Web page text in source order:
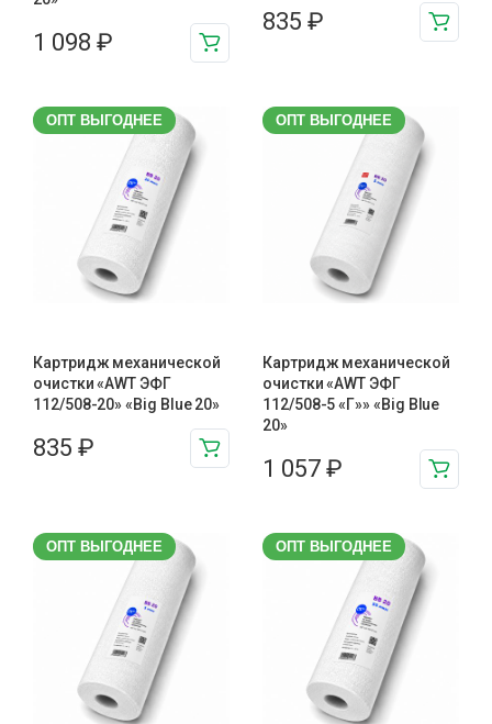
1 098 ₽
835 ₽
ОПТ ВЫГОДНЕЕ
Картридж механической
очистки «AWT ЭФГ
112/508-20» «Big Blue 20»
835 ₽
ОПТ ВЫГОДНЕЕ
Картридж механической
очистки «AWT ЭФГ
112/508-5 «Г»» «Big Blue
20»
1 057 ₽
ОПТ ВЫГОДНЕЕ ОПТ ВЫГОДНЕЕ